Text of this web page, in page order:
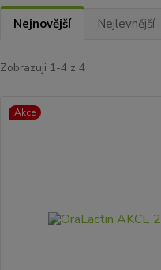
Nejnovější Nejlevnější
Zobrazuji 1-4 z 4
Akce